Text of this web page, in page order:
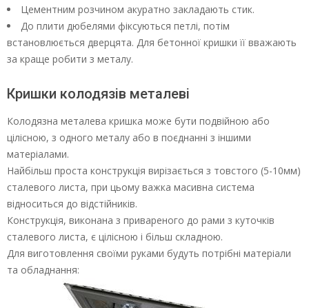
Цементним розчином акуратно закладають стик.
До плити дюбелями фіксуються петлі, потім
встановлюється дверцята. Для бетонної кришки її вважають
за краще робити з металу.
Кришки колодязів металеві
Колодязна металева кришка може бути подвійною або
цілісною, з одного металу або в поєднанні з іншими
матеріалами.
Найбільш проста конструкція вирізається з товстого (5-10мм)
сталевого листа, при цьому важка масивна система
відноситься до відстійників.
Конструкція, виконана з привареного до рами з куточків
сталевого листа, є цілісною і більш складною.
Для виготовлення своїми руками будуть потрібні матеріали
та обладнання: